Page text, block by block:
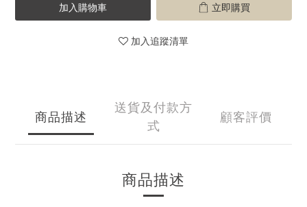
加入購物車 立即購買
加入追蹤清單
商品描述
送貨及付款方
式
顧客評價
商品描述